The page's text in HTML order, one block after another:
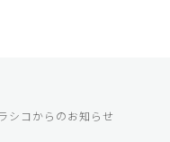
シコからのお知らせ